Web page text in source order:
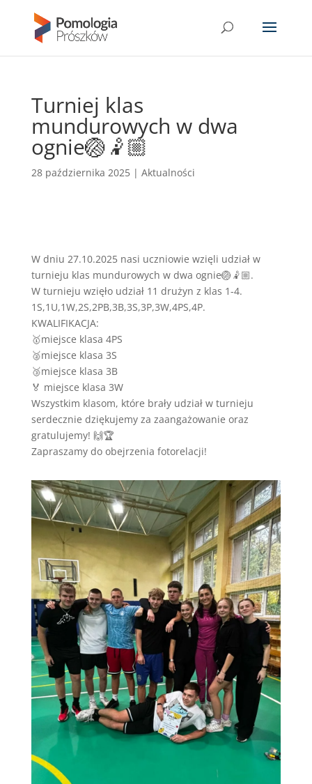
Turniej klas
mundurowych w dwa
ognie🏐🤾🏼‍
28 października 2025| Aktualności
W dniu 27.10.2025 nasi uczniowie wzięli udział w
turnieju klas mundurowych w dwa ognie🏐🤾🏼‍.
W turnieju wzięło udział 11 drużyn z klas 1-4.
1S,1U,1W,2S,2PB,3B,3S,3P,3W,4PS,4P.
KWALIFIKACJA:
🥇miejsce klasa 4PS
🥈miejsce klasa 3S
🥉miejsce klasa 3B
🏅 miejsce klasa 3W
Wszystkim klasom, które brały udział w turnieju
serdecznie dziękujemy za zaangażowanie oraz
gratulujemy! 🙌🏆
Zapraszamy do obejrzenia fotorelacji!